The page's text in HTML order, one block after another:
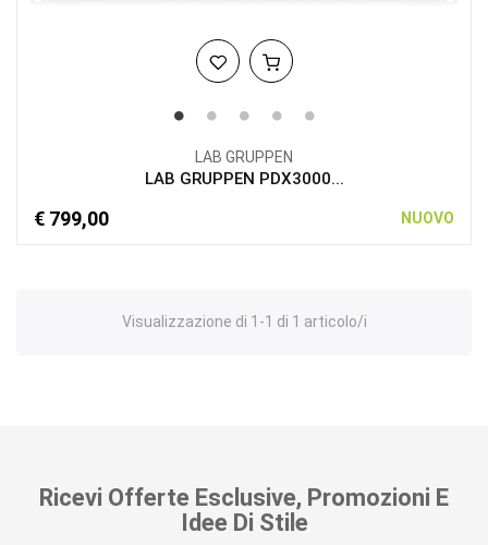
LAB GRUPPEN
LAB GRUPPEN PDX3000...
€ 799,00 NUOVO
Visualizzazione di 1-1 di 1 articolo/i
Ricevi Offerte Esclusive, Promozioni E
Idee Di Stile